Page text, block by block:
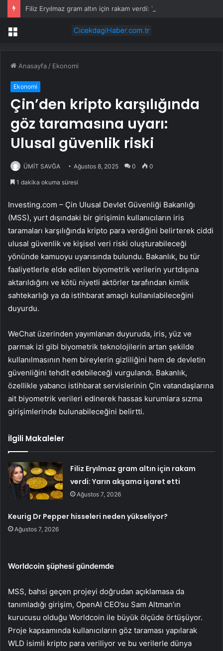
Menü
Anasayfa / Ekonomi
Ekonomi
Çin’den kripto karşılığında
göz taramasına uyarı:
Ulusal güvenlik riski
ÜMİT SAVĞA Ağustos 8, 2025 0 0
1 dakika okuma süresi
Investing.com – Çin Ulusal Devlet Güvenliği Bakanlığı
(MSS), yurt dışındaki bir girişimin kullanıcıların iris
taramaları karşılığında kripto para verdiğini belirterek ciddi
ulusal güvenlik ve kişisel veri riski oluşturabileceği
yönünde kamuoyu uyarısında bulundu. Bakanlık, bu tür
faaliyetlerle elde edilen biyometrik verilerin yurtdışına
aktarıldığını ve kötü niyetli aktörler tarafından kimlik
sahtekarlığı ya da istihbarat amaçlı kullanılabileceğini
duyurdu.
WeChat üzerinden yayımlanan duyuruda, iris, yüz ve
parmak izi gibi biyometrik teknolojilerin artan şekilde
kullanılmasının hem bireylerin gizliliğini hem de devletin
güvenliğini tehdit edebileceği vurgulandı. Bakanlık,
özellikle yabancı istihbarat servislerinin Çin vatandaşlarına
ait biyometrik verileri edinerek hassas kurumlara sızma
girişimlerinde bulunabileceğini belirtti.
İlgili Makaleler
Filiz Eryılmaz gram altın için rakam
verdi: Yarın akşama işaret etti
Ağustos 7, 2026
Keurig Dr Pepper hisseleri neden yükseliyor?
Ağustos 7, 2026
Worldcoin şüphesi gündemde
MSS, bahsi geçen projeyi doğrudan açıklamasa da
tanımladığı girişim, OpenAI CEO’su Sam Altman’ın
kurucusu olduğu Worldcoin ile büyük ölçüde örtüşüyor.
Proje kapsamında kullanıcıların göz taraması yapılarak
WLD isimli kripto para veriliyor ve bu verilerle dünya